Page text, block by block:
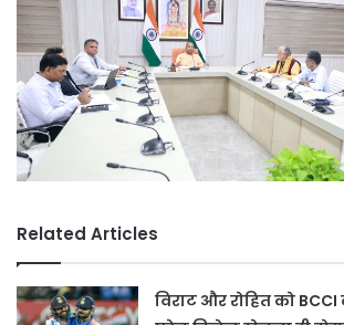
Related Articles
विराट और रोहित को